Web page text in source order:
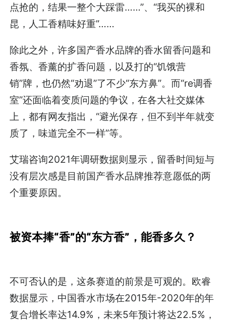
点抢的，结果一整个大踩雷……”、“我买的裸和
昆，人工香精味好重”……
除此之外，许多国产香水品牌的香水留香问题和
香氛、香薰的扩香问题，以及打的“饥饿营
销”牌，也仍然“劝退”了不少“东方鼻”。而“re调香
室”还面临着变质问题的争议，在各大社交媒体
上，都有网友指出，“避光保存，但不到半年就变
质了，味道完全不一样”等。
艾瑞咨询2021年调研数据则显示，留香时间短与
没有层次感是目前国产香水品牌推荐意愿低的两
个重要原因。
被资本捧“香”的“东方香”，能香多久？
不可否认的是，这条赛道的前景是可观的。欧睿
数据显示，中国香水市场在2015年-2020年的年
复合增长率达14.9%，未来5年预计将达22.5%，